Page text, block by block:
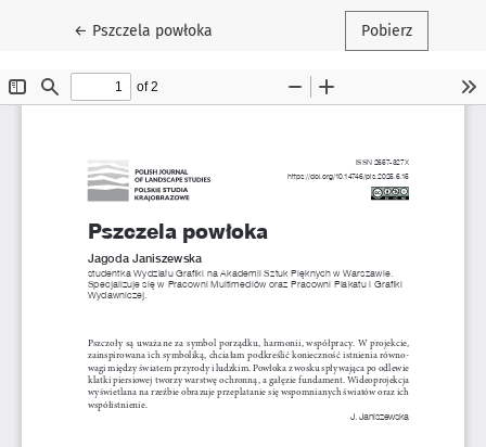
← Wróć do szczegółów artykułu
Pszczela powłoka Pobierz